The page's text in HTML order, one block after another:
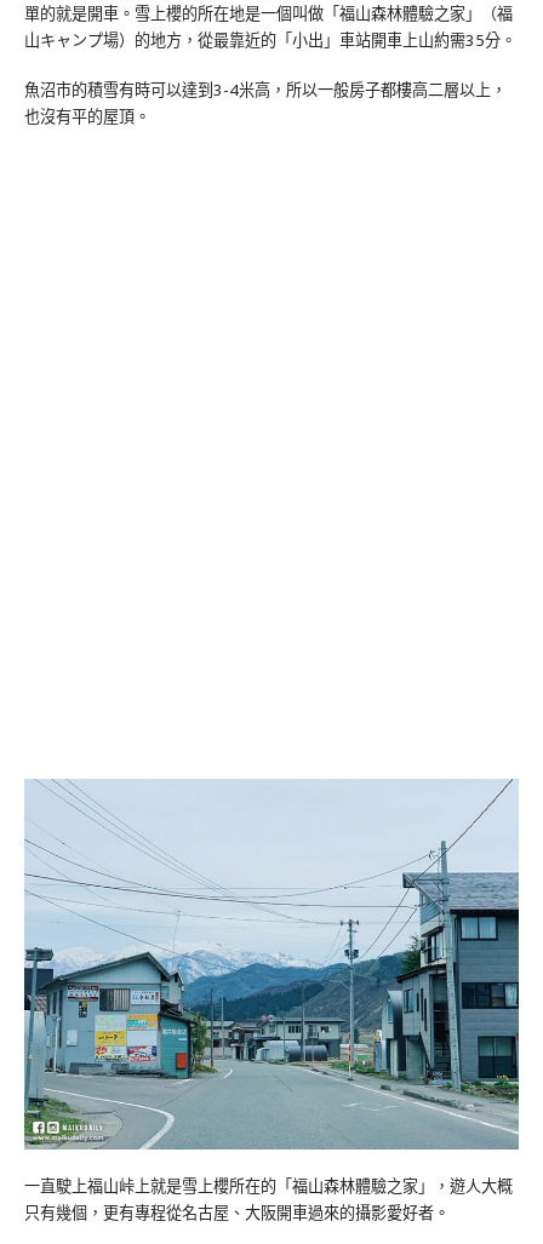
單的就是開車。雪上櫻的所在地是一個叫做「福山森林體驗之家」（福
山キャンプ場）的地方，從最靠近的「小出」車站開車上山約需35分。
魚沼市的積雪有時可以達到3-4米高，所以一般房子都樓高二層以上，
也沒有平的屋頂。
一直駛上福山峠上就是雪上櫻所在的「福山森林體驗之家」，遊人大概
只有幾個，更有專程從名古屋、大阪開車過來的攝影愛好者。